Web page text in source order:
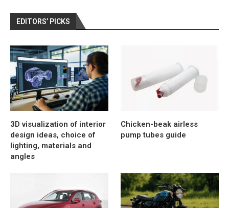
EDITORS’ PICKS
3D visualization of interior
design ideas, choice of
lighting, materials and
angles
Chicken-beak airless
pump tubes guide